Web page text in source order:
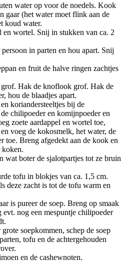
water op voor de noedels. Kook
gaar (het water moet flink aan de
koud water.
en wortel. Snij in stukken van ca. 2
in parten en hou apart. Snij
en fruit de halve ringen zachtjes
grof. Hak de knoflook grof. Hak de
hou de blaadjes apart.
koriandersteeltjes bij de
chilipoeder en komijnpoeder en
zoete aardappel en wortel toe,
voeg de kokosmelk, het water, de
toe. Breng afgedekt aan de kook en
koken.
wat boter de sjalotpartjes tot ze bruin
tofu in blokjes van ca. 1,5 cm.
deze zacht is tot de tofu warm en
is pureer de soep. Breng op smaak
evt. nog een mespuntje chilipoeder
soepkommen, schep de soep
tofu en de achtergehouden
en de cashewnoten.